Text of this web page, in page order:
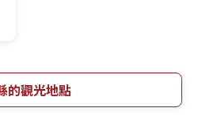
的觀光地點